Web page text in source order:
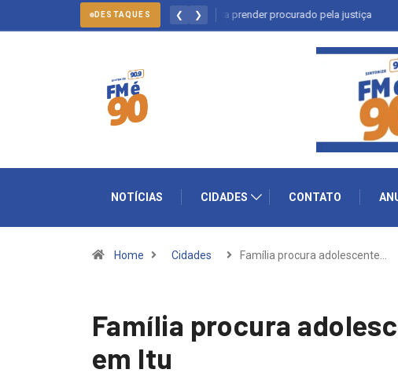
DESTAQUES ❮ ❯
forças policiais se mobilizam para prender procurado pela justiça Queda
NOTÍCIAS CIDADES CONTATO
Home Cidades Família procura adolescente…
Família procura
em Itu